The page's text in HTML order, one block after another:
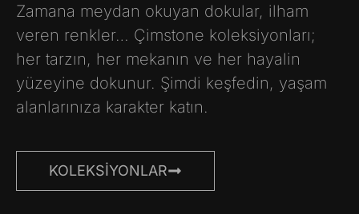
Zamana meydan okuyan dokular, ilham
veren renkler… Çimstone koleksiyonları;
her tarzın, her mekanın ve her hayalin
yüzeyine dokunur. Şimdi keşfedin, yaşam
alanlarınıza karakter katın.
KOLEKSIYONLAR